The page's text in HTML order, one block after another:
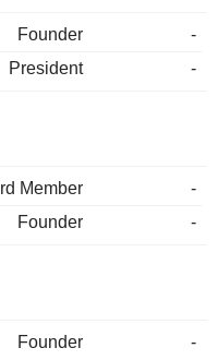
Founder
-
President
-
Member
-
Founder
-
Founder -